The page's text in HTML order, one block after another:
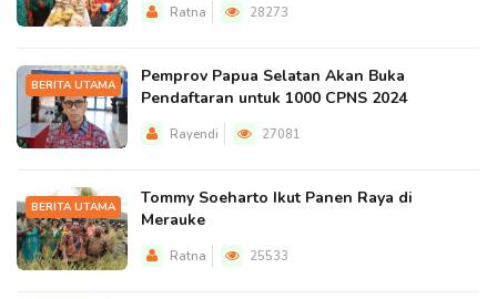
Ratna 28273
BERITA UTAMA
Pemprov Papua Selatan Akan Buka
Pendaftaran untuk 1000 CPNS 2024
Rayendi 27081
BERITA UTAMA
Tommy Soeharto Ikut Panen Raya di
Merauke
Ratna 25533